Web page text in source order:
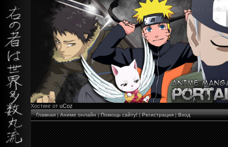
Хостинг отuCoz
Главная|Аниме онлайн|Помощь сайту!|Регистрация|Вход